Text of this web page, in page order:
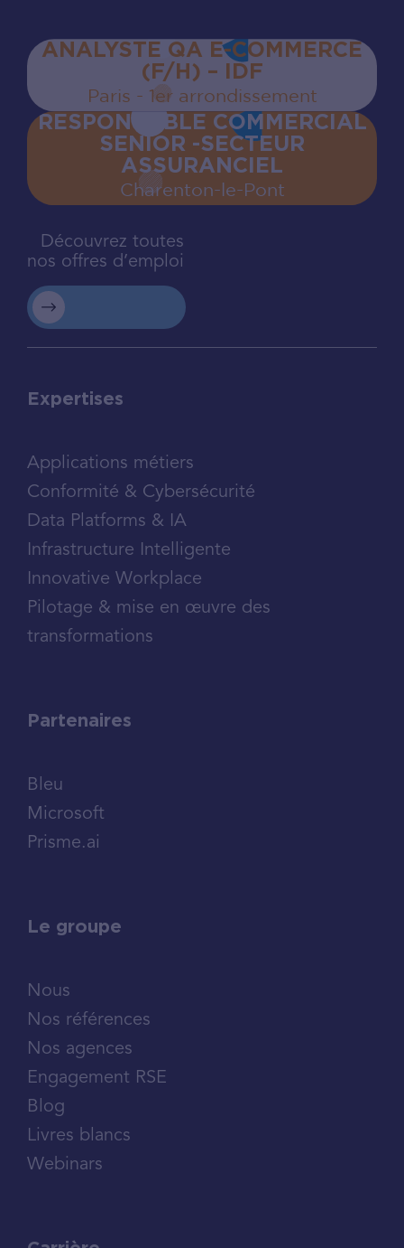
ANALYSTE QA E-COMMERCE
(F/H) – IDF
Paris - 1er arrondissement
RESPONSABLE COMMERCIAL
SENIOR -SECTEUR
ASSURANCIEL
Charenton‍-‍le‍-‍Pont
Découvrez toutes
nos offres d’emploi
Expertises
Applications métiers
Conformité & Cybersécurité
Data Platforms & IA
Infrastructure Intelligente
Innovative Workplace
Pilotage & mise en œuvre des
transformations
Partenaires
Bleu
Microsoft
Prisme.ai
Le groupe
Nous
Nos références
Nos agences
Engagement RSE
Blog
Livres blancs
Webinars